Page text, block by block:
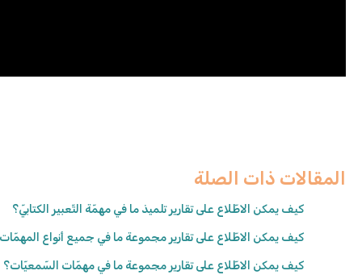
المقالات ذات الصلة
كيف يمكن الاطّلاع على تقارير تلميذ ما في مهمّة التّعبير الكتابيّ؟
كيف يمكن الاطّلاع على تقارير مجموعة ما في جميع أنواع
كيف يمكن الاطّلاع على تقارير مجموعة ما في مهمّات السّمعيّات؟